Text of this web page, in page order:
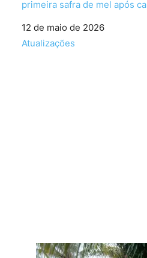
primeira safra de mel após
Data
12 de maio de 2026
Em relação a
Atualizações